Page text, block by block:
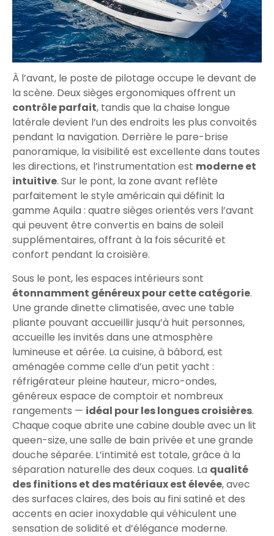
À l’avant, le poste de pilotage occupe le devant de
la scène. Deux sièges ergonomiques offrent un
contrôle parfait, tandis que la chaise longue
latérale devient l’un des endroits les plus convoités
pendant la navigation. Derrière le pare-brise
panoramique, la visibilité est excellente dans toutes
les directions, et l’instrumentation est moderne et
intuitive. Sur le pont, la zone avant reflète
parfaitement le style américain qui définit la
gamme Aquila : quatre sièges orientés vers l’avant
qui peuvent être convertis en bains de soleil
supplémentaires, offrant à la fois sécurité et
confort pendant la croisière.
Sous le pont, les espaces intérieurs sont
étonnamment généreux pour cette catégorie.
Une grande dinette climatisée, avec une table
pliante pouvant accueillir jusqu’à huit personnes,
accueille les invités dans une atmosphère
lumineuse et aérée. La cuisine, à bâbord, est
aménagée comme celle d’un petit yacht :
réfrigérateur pleine hauteur, micro-ondes,
généreux espace de comptoir et nombreux
rangements — idéal pour les longues croisières.
Chaque coque abrite une cabine double avec un lit
queen-size, une salle de bain privée et une grande
douche séparée. L’intimité est totale, grâce à la
séparation naturelle des deux coques. La qualité
des finitions et des matériaux est élevée, avec
des surfaces claires, des bois au fini satiné et des
accents en acier inoxydable qui véhiculent une
sensation de solidité et d’élégance moderne.